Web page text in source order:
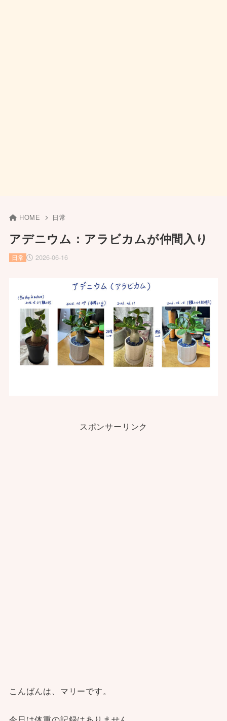
HOME 日常
アデニウム：アラビカムが仲間入り
2026-06-16
日常
スポンサーリンク
こんばんは、マリーです。